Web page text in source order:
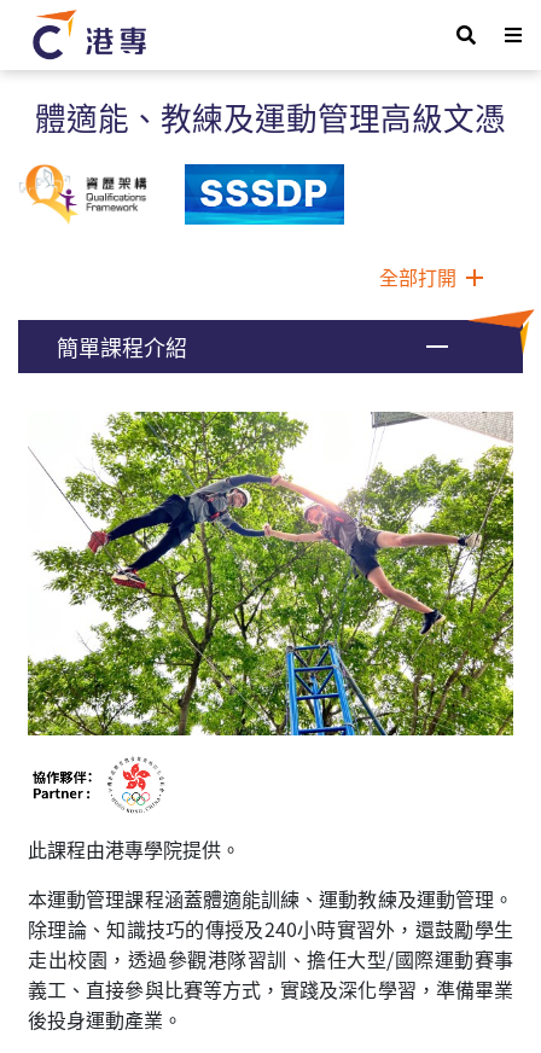
體適能、教練及運動管理高級文憑
全部打開
簡單課程介紹
此課程由港專學院提供。
本運動管理課程涵蓋體適能訓練、運動教練及運動管理。
除理論、知識技巧的傳授及240小時實習外，還鼓勵學生
走出校園，透過參觀港隊習訓、擔任大型/國際運動賽事
義工、直接參與比賽等方式，實踐及深化學習，準備畢業
後投身運動產業。